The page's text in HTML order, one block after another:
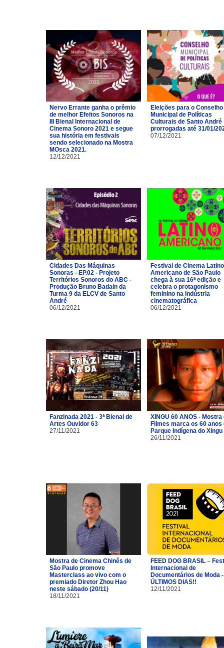
Nervo Errante ganha o prêmio
de melhor Efeitos Sonoros na
III Bienal Internacional de
Cinema Sonoro 2021 e segue
sua história em festivais
sendo selecionado na Mostra
MOsca 2021.
12/12/2021
Eleições para o Conselho
Municipal de Políticas
Culturais de Santo André
prorrogadas até 31/01/
07/12/2021
Cidades Das Máquinas
Sonoras - EP.02 - Projeto
Territórios Sonoros do ABC -
Produção Bruno Badain da
Turma 9 da ELCV de Santo
André
06/12/2021
Festival de Cinema
Americano de São Paulo
chega à sua 16ª edição e
celebra o protagonismo
feminino na indústria
cinematográfica
06/12/2021
Fanzinada 2021 - 3ª Bienal de
Artes Ouvidor 63
27/11/2021
XINGU 60 ANOS - Mostra
Filmes marca os 60 anos
Parque Indígena do Xingu
26/11/2021
Mostra de Cinema Chinês de
São Paulo promove
Masterclass ao vivo com o
premiado Diretor Zhou Hao
neste sábado (20/11)
18/11/2021
FEED DOG BRASIL –
Internacional de
Documentários de Moda -
ÚLTIMOS DIAS!!
12/11/2021